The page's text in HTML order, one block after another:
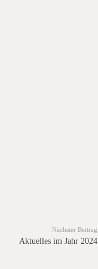
Nächster Beitrag
Aktuelles im Jahr 2024